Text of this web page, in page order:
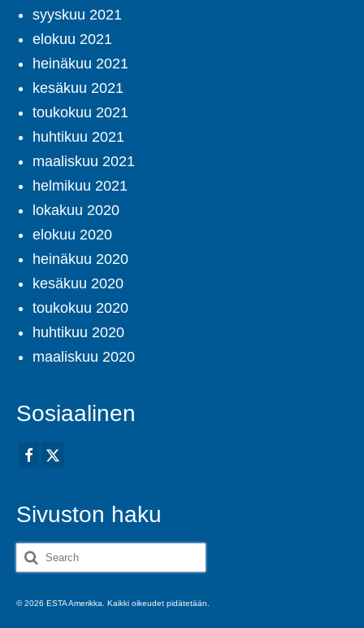
syyskuu 2021
elokuu 2021
heinäkuu 2021
kesäkuu 2021
toukokuu 2021
huhtikuu 2021
maaliskuu 2021
helmikuu 2021
lokakuu 2020
elokuu 2020
heinäkuu 2020
kesäkuu 2020
toukokuu 2020
huhtikuu 2020
maaliskuu 2020
Sosiaalinen
Sivuston haku
Search
© 2026 ESTA Amerikka. Kaikki oikeudet pidätetään.